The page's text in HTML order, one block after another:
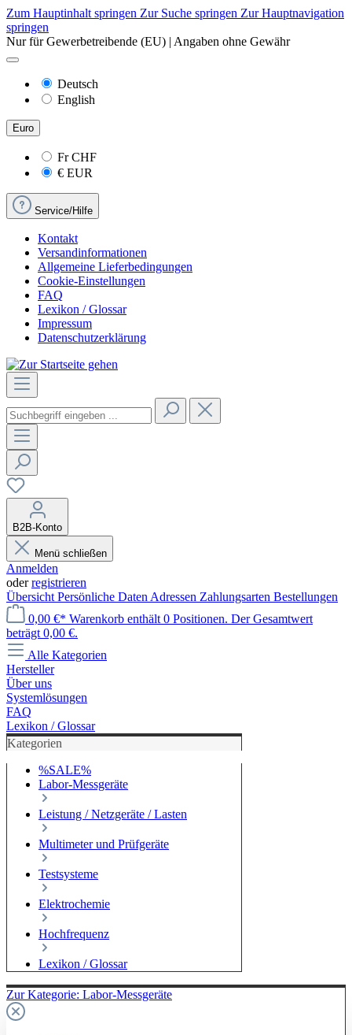
Zum Hauptinhalt springen Zur Suche springen Zur Hauptnavigation
springen
Nur für Gewerbetreibende (EU) | Angaben ohne Gewähr
Deutsch
English
Euro
FrCHF
€ EUR
Service/Hilfe
Kontakt
Versandinformationen
Allgemeine Lieferbedingungen
Cookie-Einstellungen
FAQ
Lexikon / Glossar
Impressum
Datenschutzerklärung
B2B-Konto
Menü schließen
Anmelden
oderregistrieren
Übersicht Persönliche Daten Adressen Zahlungsarten Bestellungen
0,00 €* Warenkorb enthält 0 Positionen. Der Gesamtwert
beträgt 0,00 €.
Alle Kategorien
Hersteller
Über uns
Systemlösungen
FAQ
Lexikon / Glossar
Kategorien
%SALE%
Labor-Messgeräte
Leistung / Netzgeräte / Lasten
Multimeter und Prüfgeräte
Testsysteme
Elektrochemie
Hochfrequenz
Lexikon / Glossar
Zur Kategorie: Labor-Messgeräte